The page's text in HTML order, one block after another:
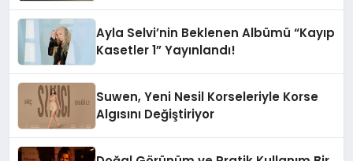
Ayla Selvi’nin Beklenen Albümü “Kayıp
Kasetler 1” Yayınlandı!
Suwen, Yeni Nesil Korseleriyle Korse
Algısını Değiştiriyor